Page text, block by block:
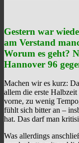
Gestern war
am Verstand
Worum es geht?
Hannover 96
Machen wir es kurz:
allem die erste
vorne, zu wenig
fühlt sich bitter an –
hat. Das darf man
Was allerdings